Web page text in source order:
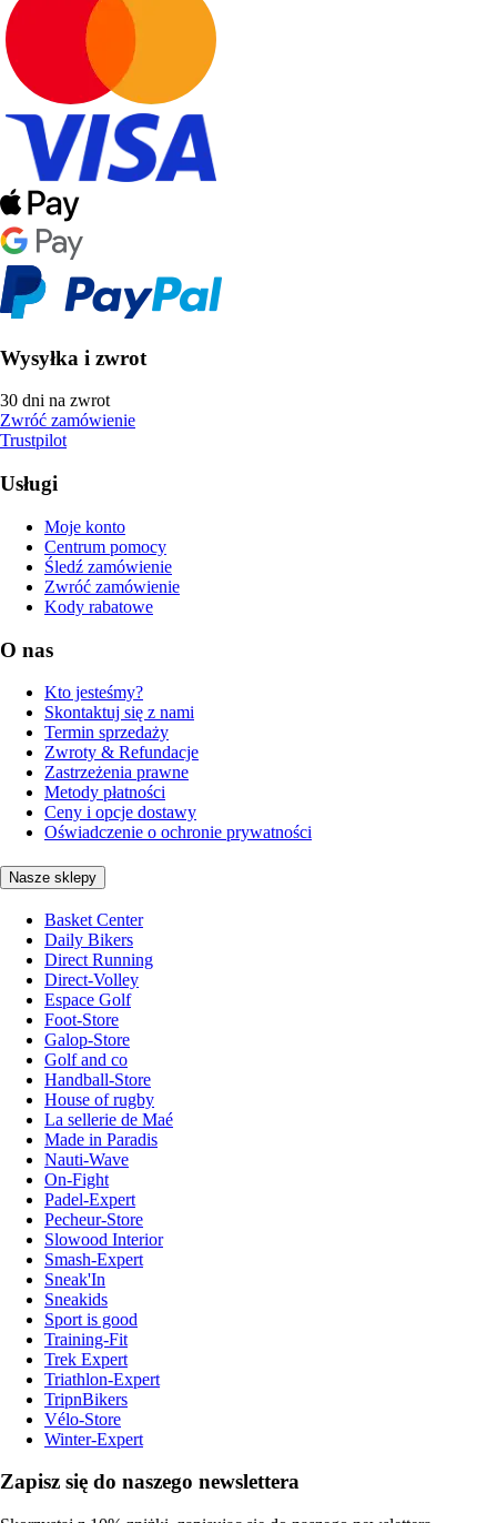
Wysyłka i zwrot
30 dni na zwrot
Zwróć zamówienie
Trustpilot
Usługi
Moje konto
Centrum pomocy
Śledź zamówienie
Zwróć zamówienie
Kody rabatowe
O nas
Kto jesteśmy?
Skontaktuj się z nami
Termin sprzedaży
Zwroty & Refundacje
Zastrzeżenia prawne
Metody płatności
Ceny i opcje dostawy
Oświadczenie o ochronie prywatności
Nasze sklepy
Basket Center
Daily Bikers
Direct Running
Direct-Volley
Espace Golf
Foot-Store
Galop-Store
Golf and co
Handball-Store
House of rugby
La sellerie de Maé
Made in Paradis
Nauti-Wave
On-Fight
Padel-Expert
Pecheur-Store
Slowood Interior
Smash-Expert
Sneak'In
Sneakids
Sport is good
Training-Fit
Trek Expert
Triathlon-Expert
TripnBikers
Vélo-Store
Winter-Expert
Zapisz się do naszego newslettera